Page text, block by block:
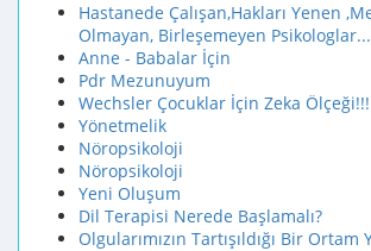
Hastanede Çalışan,Hakları Yenen
Olmayan, Birleşemeyen Psikologlar...
Anne - Babalar İçin
Pdr Mezunuyum
Wechsler Çocuklar İçin Zeka Ölçeği!!!
Yönetmelik
Nöropsikoloji
Nöropsikoloji
Yeni Oluşum
Dil Terapisi Nerede Başlamalı?
Olgularımızın Tartışıldığı Bir